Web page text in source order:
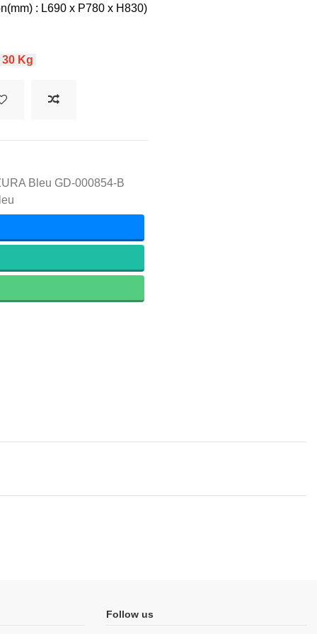
: L690 x P780 x H830)
30 Kg
Bleu GD-000854-B
Follow us